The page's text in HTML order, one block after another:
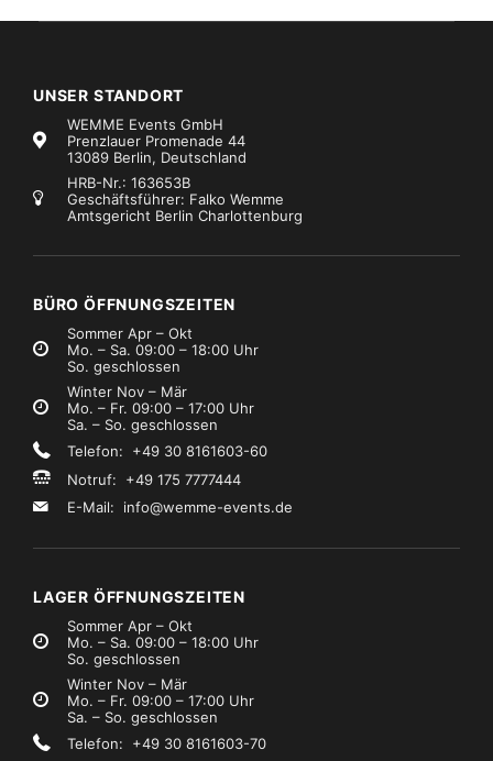
Ear Monitoring Marke:Shure
MwSt.)
In-Ear Monitoring
(zzgl. MwSt.)
UNSER STANDORT
WEMME Events GmbH
Prenzlauer Promenade 44
13089 Berlin, Deutschland
HRB-Nr.: 163653B
Geschäftsführer: Falko Wemme
Amtsgericht Berlin Charlottenburg
BÜRO ÖFFNUNGSZEITEN
Sommer Apr – Okt
Mo. – Sa. 09:00 – 18:00 Uhr
So. geschlossen
Winter Nov – Mär
Mo. – Fr. 09:00 – 17:00 Uhr
Sa. – So. geschlossen
Telefon: +49 30 8161603-60
Notruf: +49 175 7777444
E-Mail: info@wemme-events.de
LAGER ÖFFNUNGSZEITEN
Sommer Apr – Okt
Mo. – Sa. 09:00 – 18:00 Uhr
So. geschlossen
Winter Nov – Mär
Mo. – Fr. 09:00 – 17:00 Uhr
Sa. – So. geschlossen
Telefon: +49 30 8161603-70